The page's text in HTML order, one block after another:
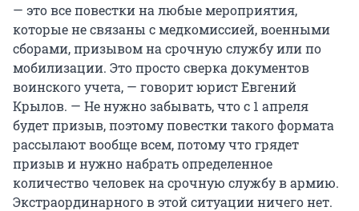
— это все повестки на любые мероприятия,
которые не связаны с медкомиссией, военными
сборами, призывом на срочную службу или по
мобилизации. Это просто сверка документов
воинского учета, — говорит юрист Евгений
Крылов. — Не нужно забывать, что с 1 апреля
будет призыв, поэтому повестки такого формата
рассылают вообще всем, потому что грядет
призыв и нужно набрать определенное
количество человек на срочную службу в армию.
Экстраординарного в этой ситуации ничего нет.